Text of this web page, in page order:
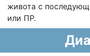
живота с
или ПР.